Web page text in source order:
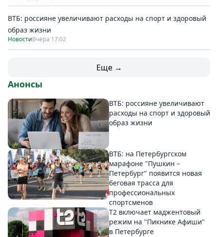
ВТБ: россияне увеличивают расходы на спорт и здоровый
образ жизни
НовостиВчера 17:02
Еще →
Анонсы
ВТБ: россияне увеличивают
расходы на спорт и здоровый
образ жизни
ВТБ: на Петербургском
марафоне "Пушкин –
Петербург" появится новая
беговая трасса для
профессиональных
спортсменов
Т2 включает маджентовый
режим на "Пикнике Афиши"
в Петербурге